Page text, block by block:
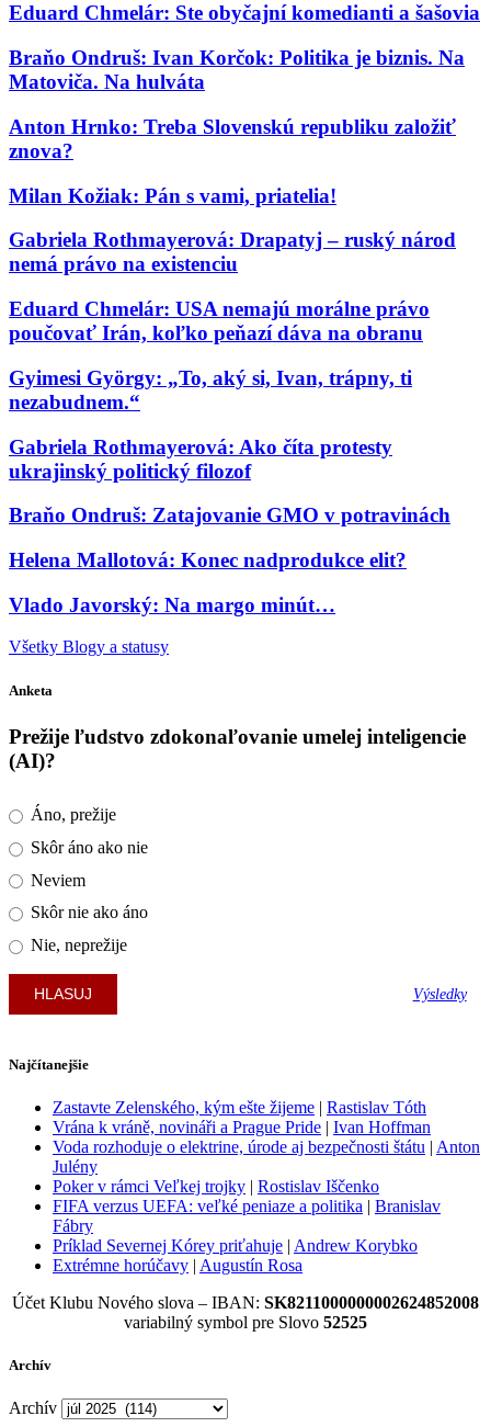
Eduard Chmelár: Ste obyčajní komedianti a šašovia
Braňo Ondruš: Ivan Korčok: Politika je biznis. Na
Matoviča. Na hulváta
Anton Hrnko: Treba Slovenskú republiku založiť
znova?
Milan Kožiak: Pán s vami, priatelia!
Gabriela Rothmayerová: Drapatyj – ruský národ
nemá právo na existenciu
Eduard Chmelár: USA nemajú morálne právo
poučovať Irán, koľko peňazí dáva na obranu
Gyimesi György: „To, aký si, Ivan, trápny, ti
nezabudnem.“
Gabriela Rothmayerová: Ako číta protesty
ukrajinský politický filozof
Braňo Ondruš: Zatajovanie GMO v potravinách
Helena Mallotová: Konec nadprodukce elit?
Vlado Javorský: Na margo minút…
Všetky Blogy a statusy
Anketa
Prežije ľudstvo zdokonaľovanie umelej inteligencie
(AI)?
Áno, prežije
Skôr áno ako nie
Neviem
Skôr nie ako áno
Nie, neprežije
Výsledky
Najčítanejšie
Zastavte Zelenského, kým ešte žijeme | Rastislav Tóth
Vrána k vráně, novináři a Prague Pride | Ivan Hoffman
Voda rozhoduje o elektrine, úrode aj bezpečnosti štátu | Anton
Julény
Poker v rámci Veľkej trojky | Rostislav Iščenko
FIFA verzus UEFA: veľké peniaze a politika | Branislav
Fábry
Príklad Severnej Kórey priťahuje | Andrew Korybko
Extrémne horúčavy | Augustín Rosa
Účet Klubu Nového slova – IBAN: SK8211000000002624852008
variabilný symbol pre Slovo 52525
Archív
Archív